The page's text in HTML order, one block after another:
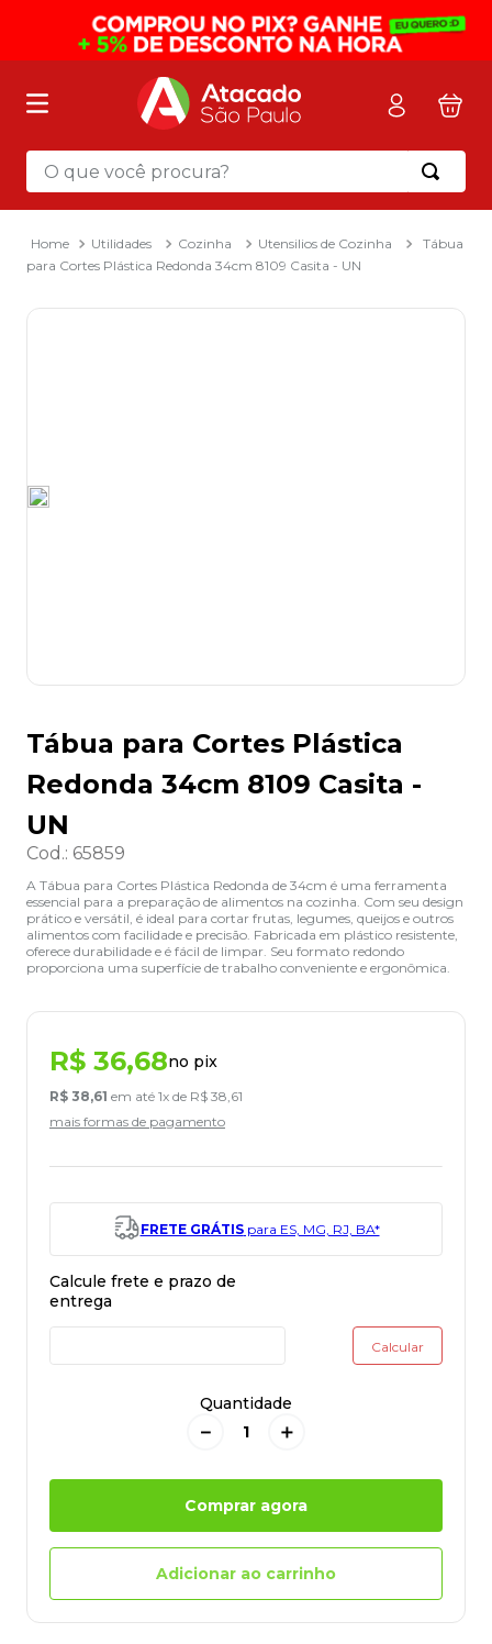
O que você procura?
Utilidades Cozinha Utensilios de Cozinha
Tábua
para Cortes Plástica Redonda 34cm 8109 Casita - UN
Tábua para Cortes Plástica
Redonda 34cm 8109 Casita -
UN
Cod.: 65859
A Tábua para Cortes Plástica Redonda de 34cm é uma ferramenta
essencial para a preparação de alimentos na cozinha. Com seu design
prático e versátil, é ideal para cortar frutas, legumes, queijos e outros
alimentos com facilidade e precisão. Fabricada em plástico resistente,
oferece durabilidade e é fácil de limpar. Seu formato redondo
proporciona uma superfície de trabalho conveniente e ergonômica.
R$ 36,68no pix
R$ 38,61 em até 1x de R$ 38,61
mais formas de pagamento
FRETE GRÁTISpara ES, MG, RJ, BA*
Quantidade
＋
－
Comprar agora
Adicionar ao carrinho
Termos mais buscados
mochila
2 º sacola
3º mala
8